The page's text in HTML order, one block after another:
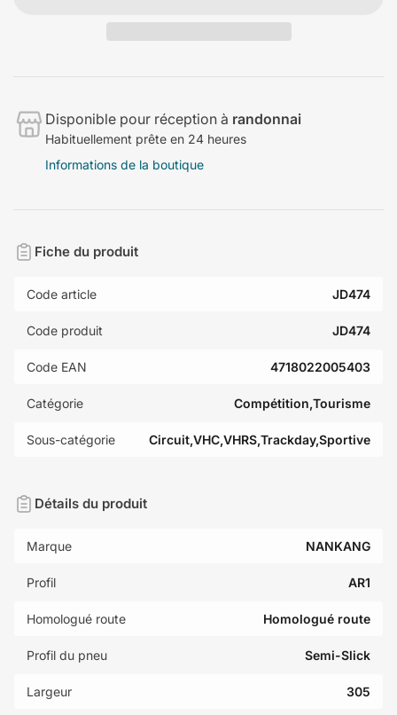
Disponible pour réception à randonnai
Habituellement prête en 24 heures
Informations de la boutique
Fiche du produit
Code article JD474
Code produit JD474
Code EAN 4718022005403
Catégorie Compétition,Tourisme
Sous-catégorie Circuit,VHC,VHRS,Trackday,Sportive
Détails du produit
Marque NANKANG
Profil AR1
Homologué route Homologué route
Profil du pneu Semi-Slick
Largeur 305